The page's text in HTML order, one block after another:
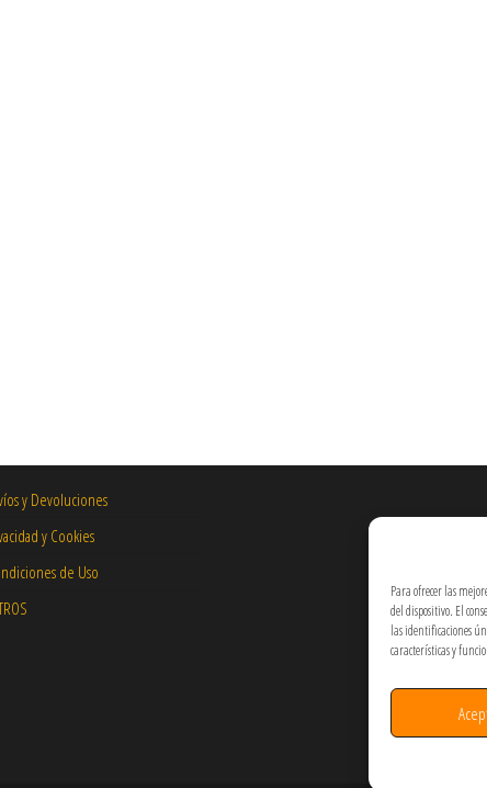
Para ofrecer las
del dispositivo. El
las identificaciones
características y
variantes. Las opciones se pueden elegir en la página de producto
y Devoluciones
y Cookies
de Uso